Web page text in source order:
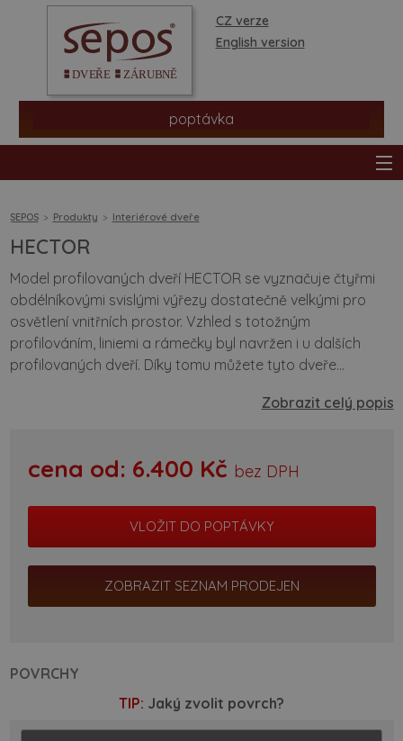
CZ verze
English version
poptávka
prodejní síť
informace a rady
SEPOS Produkty Interiérové dveře
HECTOR
Model profilovaných dveří HECTOR se vyznačuje čtyřmi
obdélníkovými svislými výřezy dostatečně velkými pro
osvětlení vnitřních prostor. Vzhled s totožným
profilováním, liniemi a rámečky byl navržen i u dalších
profilovaných dveří. Díky tomu můžete tyto dveře...
Zobrazit celý popis
cena od: 6.400 Kč bez DPH
ZOBRAZIT SEZNAM PRODEJEN
POVRCHY
TIP: Jaký zvolit povrch?